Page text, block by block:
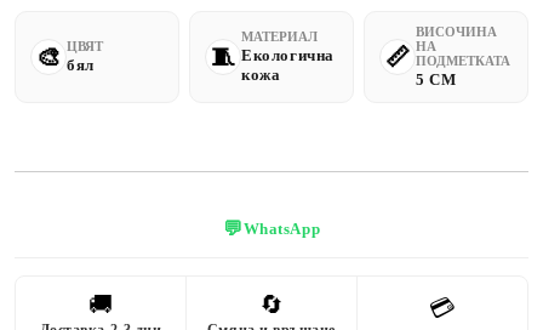
ЦВЯТ
бял
МАТЕРИАЛ
Екологична
кожа
ВИСОЧИНА
НА
ПОДМЕТКАТА
5 CM
💬WhatsApp
🚚 🔄 💳